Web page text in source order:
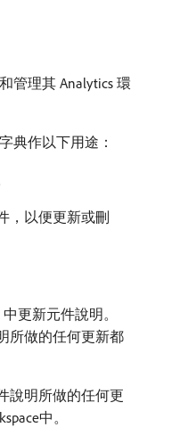
管理其 Analytics 環
典作以下用途：
，以便更新或刪
更新元件說明。
所做的任何更新都
說明所做的任何更
中。